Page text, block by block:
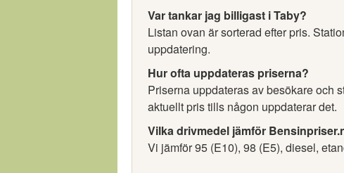
Var tankar jag billigast i Taby?
Listan ovan är sorterad efter pris.
uppdatering.
Hur ofta uppdateras priserna?
Priserna uppdateras av besökare och
aktuellt pris tills någon uppdaterar det.
Vilka drivmedel jämför
Vi jämför 95 (E10), 98 (E5), diesel,